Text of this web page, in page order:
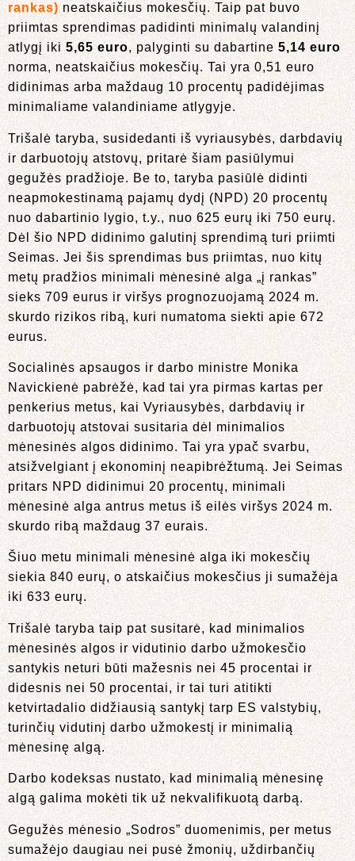
rankas) neatskaičius mokesčių. Taip pat buvo
priimtas sprendimas padidinti minimalų valandinį
atlygį iki 5,65 euro, palyginti su dabartine 5,14 euro
norma, neatskaičius mokesčių. Tai yra 0,51 euro
didinimas arba maždaug 10 procentų padidėjimas
minimaliame valandiniame atlygyje.
Trišalė taryba, susidedanti iš vyriausybės, darbdavių
ir darbuotojų atstovų, pritarė šiam pasiūlymui
gegužės pradžioje. Be to, taryba pasiūlė didinti
neapmokestinamą pajamų dydį (NPD) 20 procentų
nuo dabartinio lygio, t.y., nuo 625 eurų iki 750 eurų.
Dėl šio NPD didinimo galutinį sprendimą turi priimti
Seimas. Jei šis sprendimas bus priimtas, nuo kitų
metų pradžios minimali mėnesinė alga „į rankas”
sieks 709 eurus ir viršys prognozuojamą 2024 m.
skurdo rizikos ribą, kuri numatoma siekti apie 672
eurus.
Socialinės apsaugos ir darbo ministre Monika
Navickienė pabrėžė, kad tai yra pirmas kartas per
penkerius metus, kai Vyriausybės, darbdavių ir
darbuotojų atstovai susitaria dėl minimalios
mėnesinės algos didinimo. Tai yra ypač svarbu,
atsižvelgiant į ekonominį neapibrėžtumą. Jei Seimas
pritars NPD didinimui 20 procentų, minimali
mėnesinė alga antrus metus iš eilės viršys 2024 m.
skurdo ribą maždaug 37 eurais.
Šiuo metu minimali mėnesinė alga iki mokesčių
siekia 840 eurų, o atskaičius mokesčius ji sumažėja
iki 633 eurų.
Trišalė taryba taip pat susitarė, kad minimalios
mėnesinės algos ir vidutinio darbo užmokesčio
santykis neturi būti mažesnis nei 45 procentai ir
didesnis nei 50 procentai, ir tai turi atitikti
ketvirtadalio didžiausią santykį tarp ES valstybių,
turinčių vidutinį darbo užmokestį ir minimalią
mėnesinę algą.
Darbo kodeksas nustato, kad minimalią mėnesinę
algą galima mokėti tik už nekvalifikuotą darbą.
Gegužės mėnesio „Sodros” duomenimis, per metus
sumažėjo daugiau nei pusė žmonių, uždirbančių